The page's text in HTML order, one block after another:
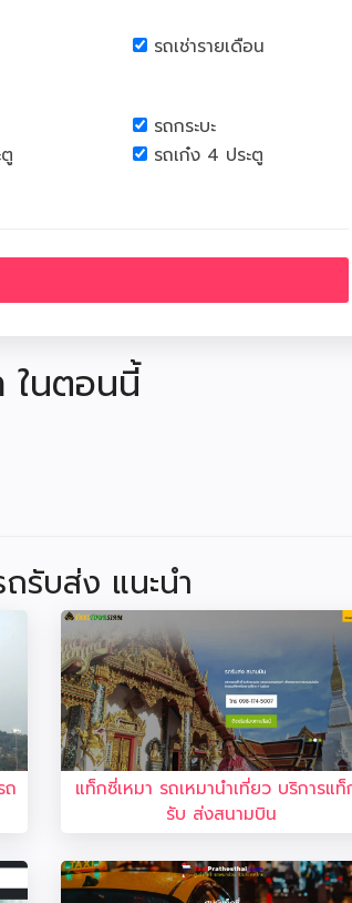
รถเช่ารายเดือน
รถกระบะ
รถเก๋ง 4 ประตู
ในตอนนี้
รับส่ง แนะนำ
ถ
แท็กซี่เหมา รถเหมานำเที่ยว บริการแ
รับ ส่งสนามบิน